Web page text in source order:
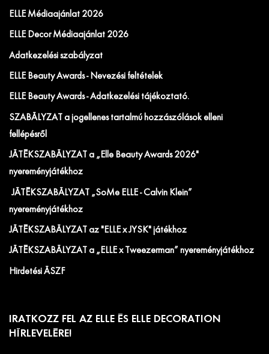
ELLE Médiaajánlat 2026
ELLE Decor Médiaajánlat 2026
Adatkezelési szabályzat
ELLE Beauty Awards - Nevezési feltételek
ELLE Beauty Awards - Adatkezelési tájékoztató.
SZABÁLYZAT a jogellenes tartalmú hozzászólások elleni
fellépésről
JÁTÉKSZABÁLYZAT a „Elle Beauty Awards 2026"
nyereményjátékhoz
JÁTÉKSZABÁLYZAT „SoMe ELLE - Calvin Klein”
nyereményjátékhoz
JÁTÉKSZABÁLYZAT az "ELLE x JYSK" játékhoz
JÁTÉKSZABÁLYZAT a „ELLE x Tweezerman” nyereményjátékhoz
Hirdetési ÁSZF
IRATKOZZ FEL AZ ELLE ÉS ELLE DECORATION
HÍRLEVELÉRE!